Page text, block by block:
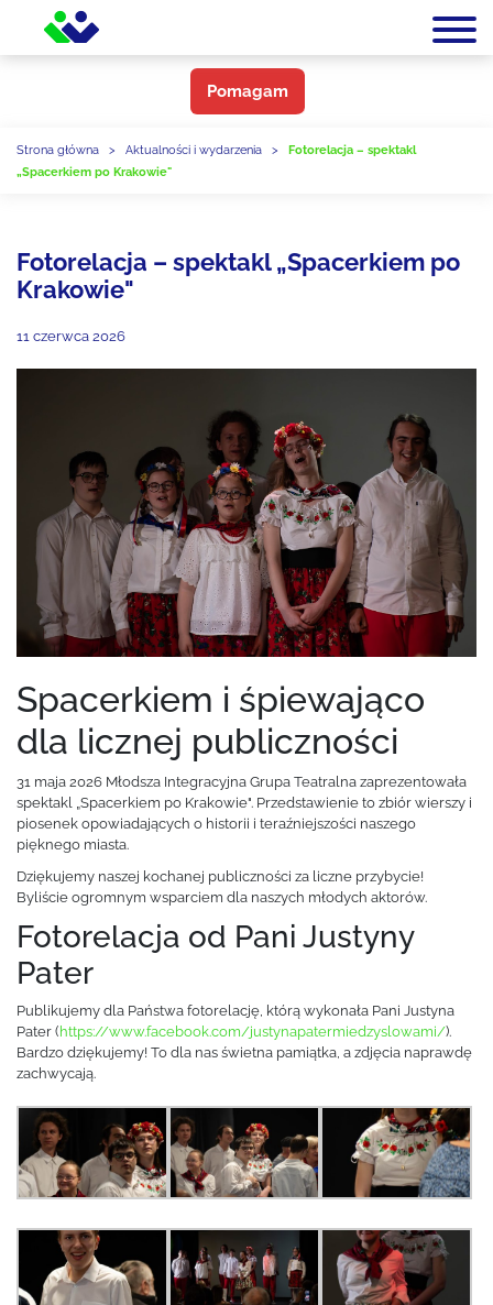
Pomagam
Strona główna > Aktualności i wydarzenia >
Fotorelacja – spektakl
„Spacerkiem po Krakowie"
Fotorelacja – spektakl „Spacerkiem po
Krakowie"
11 czerwca 2026
Spacerkiem i śpiewająco
dla licznej publiczności
31 maja 2026 Młodsza Integracyjna Grupa Teatralna zaprezentowała
spektakl „Spacerkiem po Krakowie". Przedstawienie to zbiór wierszy i
piosenek opowiadających o historii i teraźniejszości naszego
pięknego miasta.
Dziękujemy naszej kochanej publiczności za liczne przybycie!
Byliście ogromnym wsparciem dla naszych młodych aktorów.
Fotorelacja od Pani Justyny
Pater
Publikujemy dla Państwa fotorelację, którą wykonała Pani Justyna
Pater (https://www.facebook.com/justynapatermiedzyslowami/).
Bardzo dziękujemy! To dla nas świetna pamiątka, a zdjęcia naprawdę
zachwycają.